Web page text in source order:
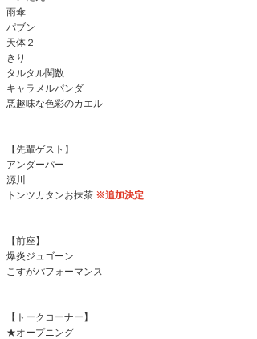
雨傘
パブン
天体２
きり
タルタル関数
キャラメルパンダ
悪趣味な色彩のカエル
【先輩ゲスト】
アンダーパー
源川
トンツカタンお抹茶 ※追加決定
【前座】
爆炎ジュゴーン
こすがパフォーマンス
【トークコーナー】
★オープニング